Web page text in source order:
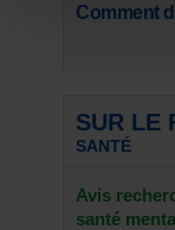
Comment
SUR LE
SANTÉ
Avis
santé